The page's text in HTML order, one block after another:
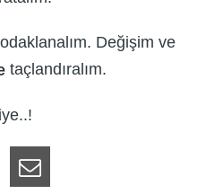
Değişim ve
taçlandıralım.